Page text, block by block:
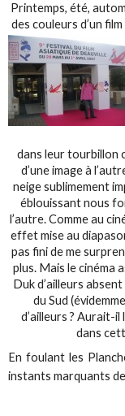
Printemps, été,
des couleurs d’un
dans leur tourbillon
d’une image à
neige sublimement
éblouissant nous
l’autre. Comme au
effet mise au
pas fini de me
plus. Mais le cinéma
Duk d’ailleurs
du Sud
d’ailleurs ? Aurait-
dans
En foulant les
instants